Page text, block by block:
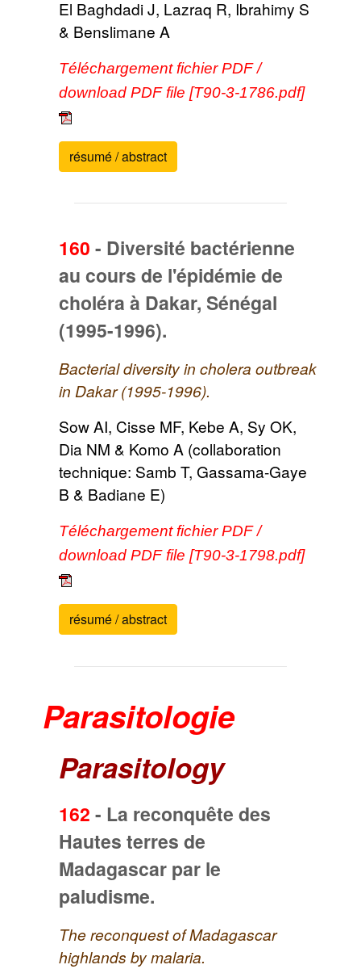
El Baghdadi J, Lazraq R, Ibrahimy S
& Benslimane A
Téléchargement fichier PDF /
download PDF file [T90-3-1786.pdf]
résumé / abstract
160 - Diversité bactérienne
au cours de l'épidémie de
choléra à Dakar, Sénégal
(1995-1996).
Bacterial diversity in cholera outbreak
in Dakar (1995-1996).
Sow AI, Cisse MF, Kebe A, Sy OK,
Dia NM & Komo A (collaboration
technique: Samb T, Gassama-Gaye
B & Badiane E)
Téléchargement fichier PDF /
download PDF file [T90-3-1798.pdf]
résumé / abstract
Parasitologie
Parasitology
162 - La reconquête des
Hautes terres de
Madagascar par le
paludisme.
The reconquest of Madagascar
highlands by malaria.